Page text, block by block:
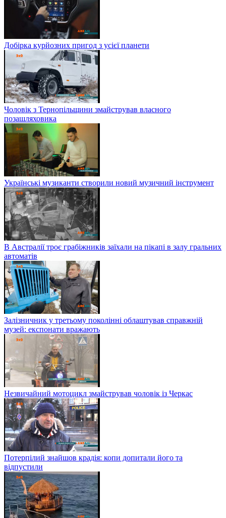
Добірка курйозних пригод з усієї планети
Чоловік з Тернопільщини змайстрував власного
позашляховика
Українські музиканти створили новий музичний інструмент
В Австралії троє грабіжників заїхали на пікапі в залу гральних
автоматів
Залізничник у третьому поколінні облаштував справжній
музей: експонати вражають
Незвичайний мотоцикл змайстрував чоловік із Черкас
Потерпілий знайшов крадія: копи допитали його та
відпустили